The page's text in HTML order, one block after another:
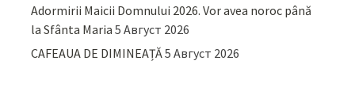
Adormirii Maicii Domnului 2026. Vor avea noroc până
la Sfânta Maria 5 Август 2026
CAFEAUA DE DIMINEAȚĂ5 Август 2026